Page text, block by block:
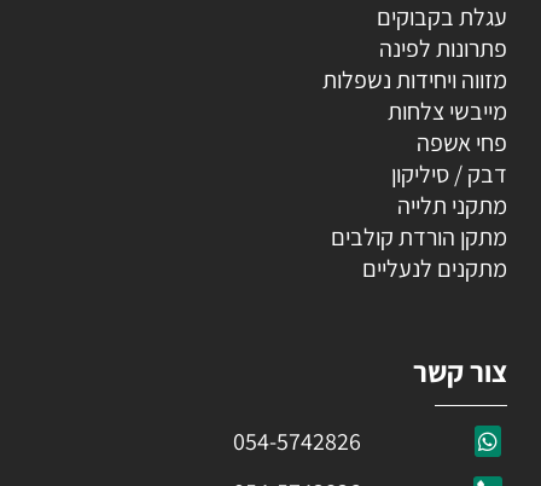
עגלת בקבוקים
פתרונות לפינה
מזווה ויחידות נשפלות
מייבשי צלחות
פחי אשפה
דבק / סיליקון
מתקני תלייה
מתקן הורדת קולבים
מתקנים לנעליים
צור קשר
054-5742826